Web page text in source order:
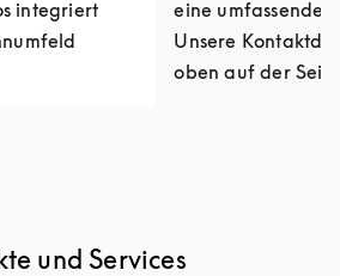
integriert
eine umfassende
Unsere
oben auf der
und Services